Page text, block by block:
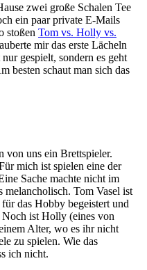
zwei große Schalen Tee
ein paar private E-Mails
stoßen Tom vs. Holly vs.
mir das erste Lächeln
gespielt, sondern es geht
besten schaut man sich das
von uns ein Brettspieler.
mich ist spielen eine der
Sache machte nicht im
Tom Vasel ist
das Hobby begeistert und
Noch ist Holly (eines von
Alter, wo es ihr nicht
zu spielen. Wie das
ich nicht.